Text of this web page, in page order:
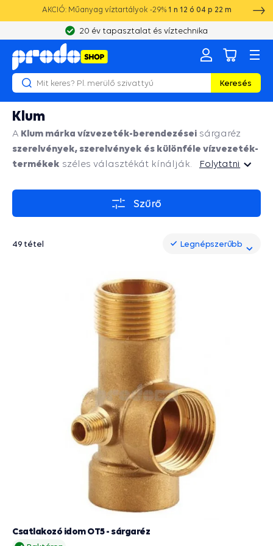
AKCIÓ: Műanyag víztartályok -29% 1 n 12 ó 04 p 21 m
20 év tapasztalat és víztechnika
Keresés
Klum
A Klum márka vízvezeték-berendezései sárgaréz
szerelvények, szerelvények és különféle vízvezeték-
termékek széles választékát kínálják. Folytatni
Folytatni
Szűrő
49 tétel Legnépszerűbb
Legnépszerűbb
Csatlakozó idom OT5 - sárgaréz